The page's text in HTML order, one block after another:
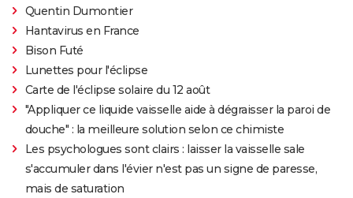
Quentin Dumontier
Hantavirus en France
Bison Futé
Lunettes pour l'éclipse
Carte de l'éclipse solaire du 12 août
"Appliquer ce liquide vaisselle aide à dégraisser la paroi de
douche" : la meilleure solution selon ce chimiste
Les psychologues sont clairs : laisser la vaisselle sale
s'accumuler dans l'évier n'est pas un signe de paresse,
mais de saturation